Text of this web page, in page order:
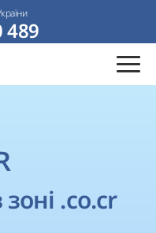
489
.co.cr